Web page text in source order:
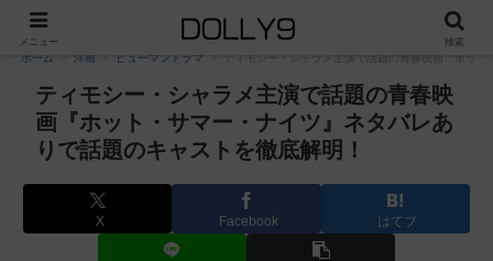
PR
ホーム 洋画 ヒューマンドラマ ティモシー・シャラメ主演で話題の青春映画『ホッ
ティモシー・シャラメ主演で話題の青春映
画『ホット・サマー・ナイツ』ネタバレあ
りで話題のキャストを徹底解明！
X Facebook はてブ
メニュー 検索